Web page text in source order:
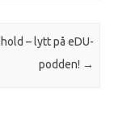
– lytt på eDU-
podden! →